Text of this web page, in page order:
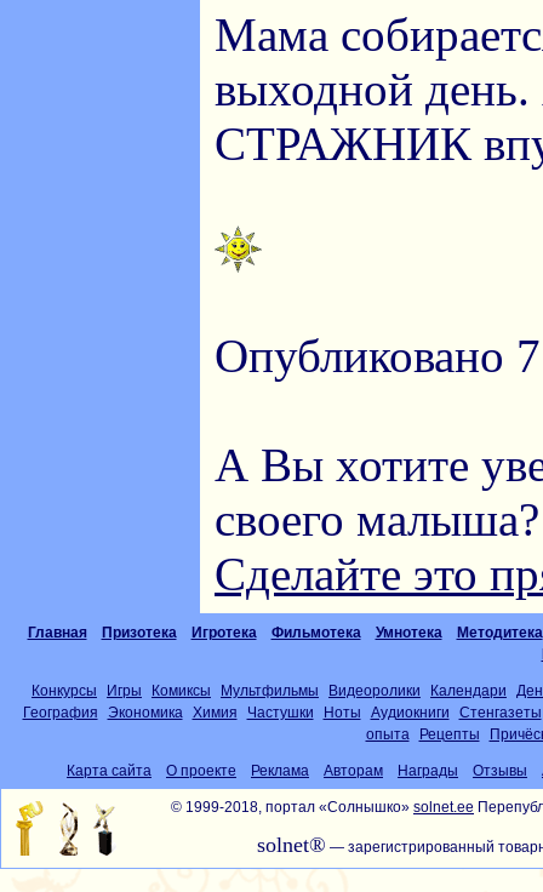
Мама
выходной
СТРАЖНИК
Опубликовано
А Вы хотите
своего малыша?
Сделайте это
Главная Призотека Игротека Фильмотека Умнотека
Методитека
Конкурсы Игры Комиксы Мультфильмы Видеоролики Календари
География
Экономика Химия Частушки Ноты Аудиокниги
Стенгазеты
опыта
Рецепты
Карта сайта О проекте Реклама Авторам Награды Отзывы
© 1999-2018, портал «Солнышко» solnet.ee
solnet® — зарегистрированный